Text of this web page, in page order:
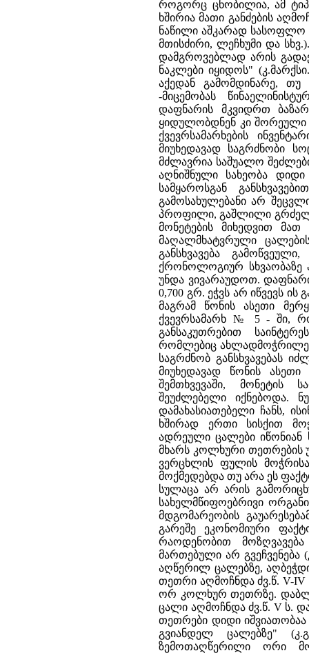
როგორც ცნობილია, ამ
ხშირია მათი განძების
ნაწილი აშკარად სასოფლო
მთისძირი, ლეჩხუმი და
დამგროვებლად არის
ნაკლები იყიდოს"
აქედან გამომდინარე, თუ
-მიცემობას
დაფნარის მკვიდრთ
ყიდულობდნენ კი შორეული
ქვევრსამარხების
მიუხედავად საგრძნობი
მძლავრია საშუალო
აღნიშნული სახეობა
სამყაროსგან
გამოსახულებანი არ
პროფილი, გაშლილი გრძელი
მონეტების მიხედვით
მაღალმხატვრული
განსხვავება
ქრონოლოგიურ სხვაობაზე
უნდა ვივარაუდოთ.
0,700 გრ. ეჭვს არ იწვევს
მაგრამ წონის ასეთი
ქვევრსამარხ № 5 - ში,
განსაკუთრებით
რომლებიც
საგრძნობ განსხვავებას
მიუხედავად წონის ასეთი
შემთხვევაში, მონეტის
შეუძლებელი იქნებოდა.
დამახასიათებელი ჩანს,
ხშირად ერთი სისქით
ადრეული ცალები იწონიან
მხარს კოლხური თეთრების
ვერცხლის ფულის
მოქმედებდა თუ არა ეს
სულაცა არ არის
სახელმწიფოებრივი
მდგომარეობის
გარეშე ეკონომიური
რაოდენობით
მართებული არ
აღწერილ ცალებზე,
თეთრი აღმოჩნდა ძვ.წ. V-IV
ორ კოლხურ თეთრზე.
ცალი აღმოჩნდა ძვ.წ. V ს.
თეთრები დიდი იშვიათობაა
გვიანდელ ცალებზე"
ზემოთაღწერილი ორი